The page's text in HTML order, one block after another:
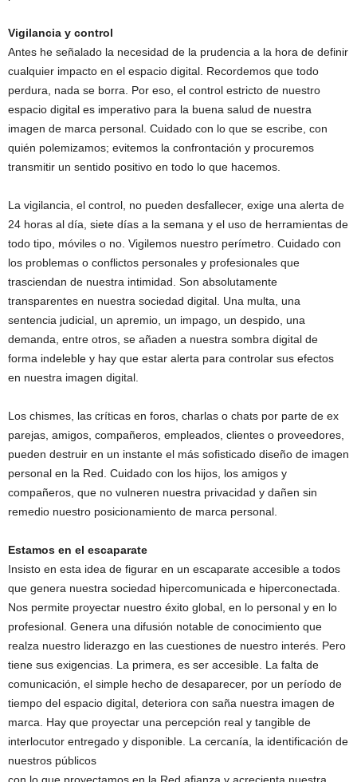
Vigilancia y control
Antes he señalado la necesidad de la prudencia a la hora de definir
cualquier impacto en el espacio digital. Recordemos que todo
perdura, nada se borra. Por eso, el control estricto de nuestro
espacio digital es imperativo para la buena salud de nuestra
imagen de marca personal. Cuidado con lo que se escribe, con
quién polemizamos; evitemos la confrontación y procuremos
transmitir un sentido positivo en todo lo que hacemos.
La vigilancia, el control, no pueden desfallecer, exige una alerta de
24 horas al día, siete días a la semana y el uso de herramientas de
todo tipo, móviles o no. Vigilemos nuestro perímetro. Cuidado con
los problemas o conflictos personales y profesionales que
trasciendan de nuestra intimidad. Son absolutamente
transparentes en nuestra sociedad digital. Una multa, una
sentencia judicial, un apremio, un impago, un despido, una
demanda, entre otros, se añaden a nuestra sombra digital de
forma indeleble y hay que estar alerta para controlar sus efectos
en nuestra imagen digital.
Los chismes, las críticas en foros, charlas o chats por parte de ex
parejas, amigos, compañeros, empleados, clientes o proveedores,
pueden destruir en un instante el más sofisticado diseño de imagen
personal en la Red. Cuidado con los hijos, los amigos y
compañeros, que no vulneren nuestra privacidad y dañen sin
remedio nuestro posicionamiento de marca personal.
Estamos en el escaparate
Insisto en esta idea de figurar en un escaparate accesible a todos
que genera nuestra sociedad hipercomunicada e hiperconectada.
Nos permite proyectar nuestro éxito global, en lo personal y en lo
profesional. Genera una difusión notable de conocimiento que
realza nuestro liderazgo en las cuestiones de nuestro interés. Pero
tiene sus exigencias. La primera, es ser accesible. La falta de
comunicación, el simple hecho de desaparecer, por un período de
tiempo del espacio digital, deteriora con saña nuestra imagen de
marca. Hay que proyectar una percepción real y tangible de
interlocutor entregado y disponible. La cercanía, la identificación de
nuestros públicos